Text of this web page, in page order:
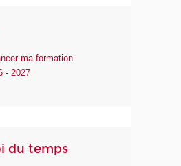
ma formation
- 2027
du temps